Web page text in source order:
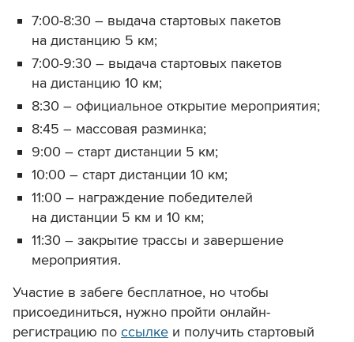
7:00-8:30 – выдача стартовых пакетов
на дистанцию 5 км;
7:00-9:30 – выдача стартовых пакетов
на дистанцию 10 км;
8:30 – официальное открытие мероприятия;
8:45 – массовая разминка;
9:00 – старт дистанции 5 км;
10:00 – старт дистанции 10 км;
11:00 – награждение победителей
на дистанции 5 км и 10 км;
11:30 – закрытие трассы и завершение
мероприятия.
Участие в забеге бесплатное, но чтобы
присоединиться, нужно пройти онлайн-
регистрацию по ссылке и получить стартовый